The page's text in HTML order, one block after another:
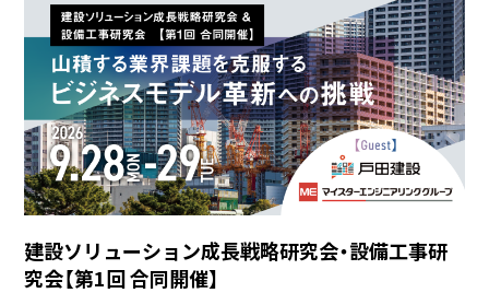
建設ソリューション成長戦略研究会・設備工事研
究会【第1回 合同開催】